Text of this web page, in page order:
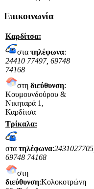
Επικοινωνία
Καρδίτσα:
στα τηλέφωνα:
24410 77497, 69748
74168
στη διεύθυνση:
Κουμουνδούρου &
Νικηταρά 1,
Καρδίτσα
Τρίκαλα:
στα τηλέφωνα:2431027705,
69748 74168
στη
διεύθυνση:Κολοκοτρώνη